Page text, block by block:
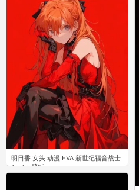
明日香 女头 动漫 EVA 新世纪福音战士
Asuka 壁纸